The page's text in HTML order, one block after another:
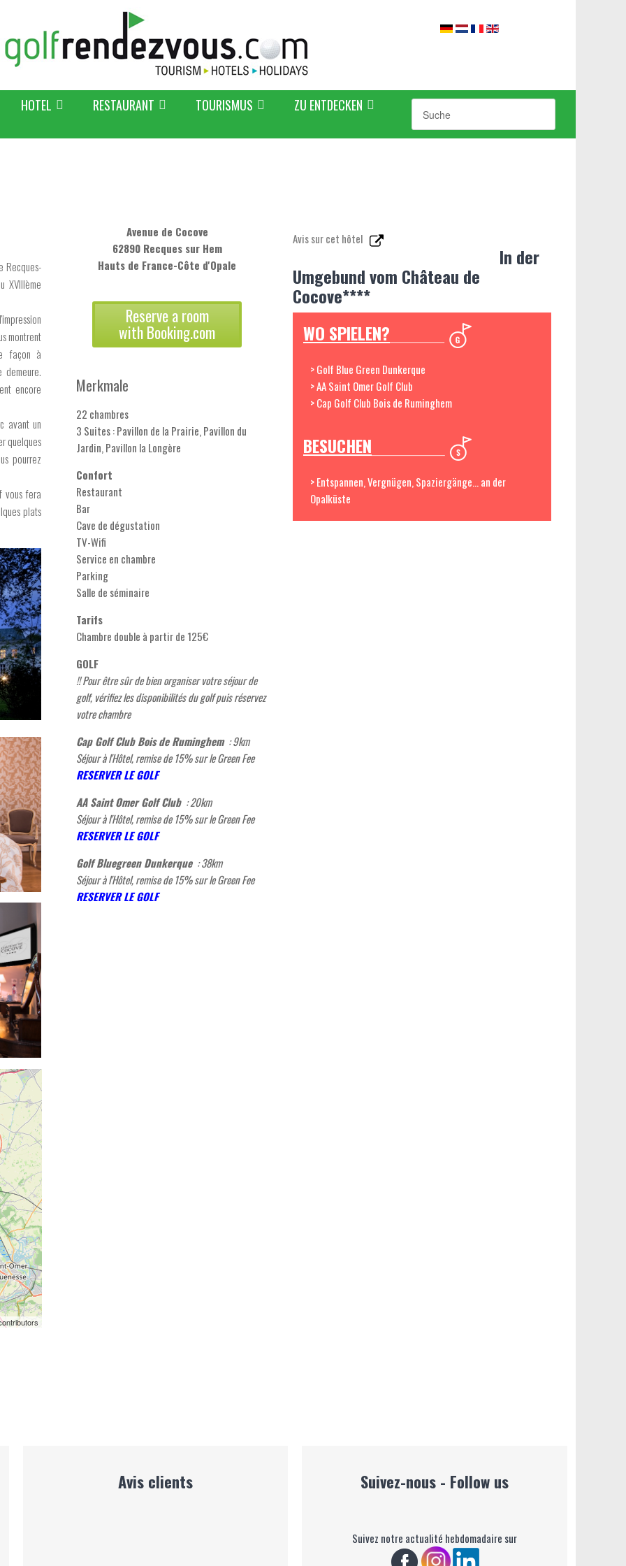
HOTEL RESTAURANT TOURISMUS ZU ENTDECKEN
Recques-
XVIIIème
montrent
façon à
encore
avant un
quelques
pourrez
vous fera
plats
Avenue de Cocove
62890 Recques sur Hem
Hauts de France-Côte d'Opale
Reserve a room
with Booking.com
Merkmale
22 chambres
3 Suites : Pavillon de la Prairie, Pavillon du
Jardin, Pavillon la Longère
Confort
Restaurant
Bar
Cave de dégustation
TV-Wifi
Service en chambre
Parking
Salle de séminaire
Tarifs
Chambre double à partir de 125€
GOLF
!! Pour être sûr de bien organiser votre séjour de
golf, vérifiez les disponibilités du golf puis réservez
votre chambre
Cap Golf Club Bois de Ruminghem : 9km
Séjour à l'Hôtel, remise de 15% sur le Green Fee
RESERVER LE GOLF
AA Saint Omer Golf Club : 20km
Séjour à l'Hôtel, remise de 15% sur le Green Fee
RESERVER LE GOLF
Golf Bluegreen Dunkerque : 38km
Séjour à l'Hôtel, remise de 15% sur le Green Fee
RESERVER LE GOLF
Avis sur cet hôtel
In der
Umgebund vom Château de
Cocove****
WO SPIELEN?
> Golf Blue Green Dunkerque
> AA Saint Omer Golf Club
> Cap Golf Club Bois de Ruminghem
BESUCHEN
> Entspannen, Vergnügen, Spaziergänge... an der
Opalküste
Avis clients Suivez-nous - Follow us
Suivez notre actualité hebdomadaire sur